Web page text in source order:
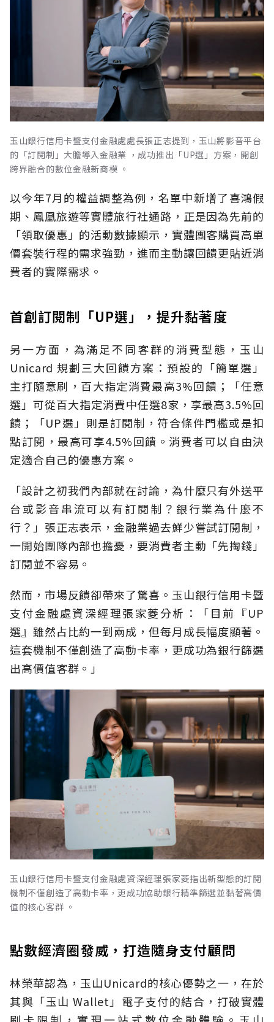
玉山銀行信用卡暨支付金融處處長張正志提到，玉山將影音平台
的「訂閱制」大膽導入金融業 ，成功推出「UP選」方案，開創
跨界融合的數位金融新商模 。
以今年7月的權益調整為例，名單中新增了喜鴻假
期、鳳凰旅遊等實體旅行社通路，正是因為先前的
「領取優惠」的活動數據顯示，實體團客購買高單
價套裝行程的需求強勁，進而主動讓回饋更貼近消
費者的實際需求。
首創訂閱制「UP選」，提升黏著度
另一方面，為滿足不同客群的消費型態，玉山
Unicard 規劃三大回饋方案：預設的「簡單選」
主打隨意刷，百大指定消費最高3%回饋；「任意
選」可從百大指定消費中任選8家，享最高3.5%回
饋；「UP選」則是訂閱制，符合條件門檻或是扣
點訂閱，最高可享4.5%回饋。消費者可以自由決
定適合自己的優惠方案。
「設計之初我們內部就在討論，為什麼只有外送平
台或影音串流可以有訂閱制？銀行業為什麼不
行？」張正志表示，金融業過去鮮少嘗試訂閱制，
一開始團隊內部也擔憂，要消費者主動「先掏錢」
訂閱並不容易。
然而，市場反饋卻帶來了驚喜。玉山銀行信用卡暨
支付金融處資深經理張家菱分析：「目前『UP
選』雖然占比約一到兩成，但每月成長幅度顯著。
這套機制不僅創造了高動卡率，更成功為銀行篩選
出高價值客群。」
玉山銀行信用卡暨支付金融處資深經理張家菱指出新型態的訂閱
機制不僅創造了高動卡率，更成功協助銀行精準篩選並黏著高價
值的核心客群 。
點數經濟圈發威，打造隨身支付顧問
林榮華認為，玉山Unicard的核心優勢之一，在於
其與「玉山 Wallet」電子支付的結合，打破實體